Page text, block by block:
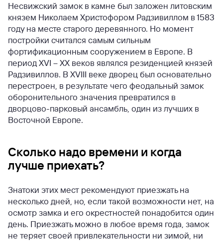
Несвижский замок в камне был заложен литовским
князем Николаем Христофором Радзивиллом в 1583
году на месте старого деревянного. Но момент
постройки считался самым сильным
фортификационным сооружением в Европе. В
период XVI – XX веков являлся резиденцией князей
Радзивиллов. В XVIII веке дворец был основательно
перестроен, в результате чего феодальный замок
оборонительного значения превратился в
дворцово-парковый ансамбль, один из лучших в
Восточной Европе.
Сколько надо времени и когда
лучше приехать?
Знатоки этих мест рекомендуют приезжать на
несколько дней, но, если такой возможности нет, на
осмотр замка и его окрестностей понадобится один
день. Приезжать можно в любое время года, замок
не теряет своей привлекательности ни зимой, ни